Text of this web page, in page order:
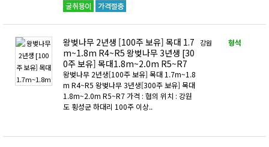
왕벚나무 2년생 [100주 보유] 목대 1.7
m~1.8m R4~R5 왕벚나무 3년생 [30
0주 보유] 목대1.8m~2.0m R5~R7
왕벚나무 2년생[100주 보유] 목대 1.7m~1.8
m R4~R5 왕벚나무 3년생[300주 보유] 목대
1.8m~2.0m R5~R7 가격 : 협의 위치 : 강원
도 횡성군 하대리 100주 이상..
강원 형석